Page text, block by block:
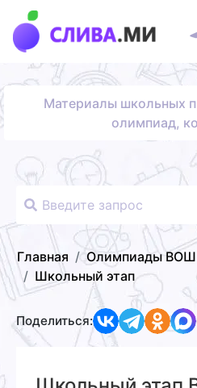
Материалы школьных
олимпиад,
Главная
Олимпиады ВОШ
Школьный этап
Поделиться: